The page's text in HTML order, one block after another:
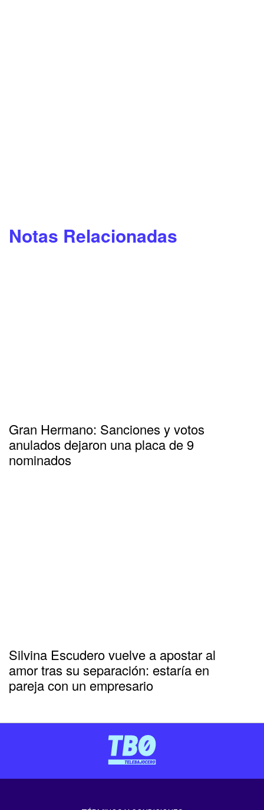
Notas Relacionadas
Gran Hermano: Sanciones y votos
anulados dejaron una placa de 9
nominados
Silvina Escudero vuelve a apostar al
amor tras su separación: estaría en
pareja con un empresario